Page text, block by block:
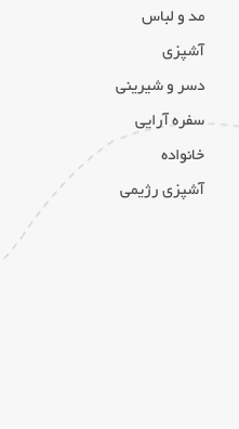
مد و لباس
آشپزی
دسر و شیرینی
سفره آرایی
خانواده
آشپزی رژیمی